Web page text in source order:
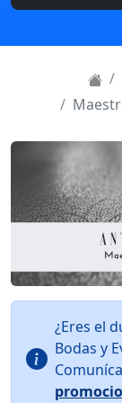
¿Eres el
Bodas y